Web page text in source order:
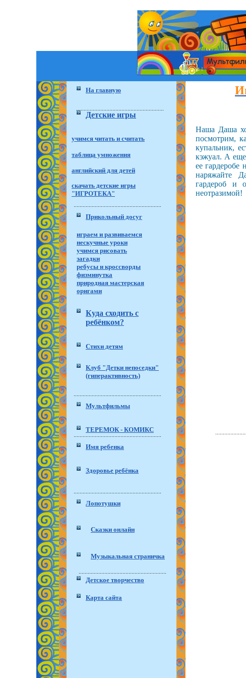
На главную
Детские игры
учимся читать и считать
таблица умножения
английский для детей
скачать детские игры
"ИГРОТЕКА"
Прикольный досуг
играем и развиваемся
нескучные уроки
учимся рисовать
загадки
ребусы и кроссворды
физминутка
природная мастерская
оригами
Куда сходить с
ребёнком?
Стихи детям
Клуб "Детки непоседки"
(гиперактивность)
Мультфильмы
ТЕРЕМОК - КОМИКС
Имя ребенка
Здоровье ребёнка
Лопотушки
Сказки онлайн
Музыкальная страничка
Детское творчество
Карта сайта
Наша Даша
посмотрим,
купальник,
кэжуал. А
ее гардеробе
наряжайте
гардероб и
неотразимой!